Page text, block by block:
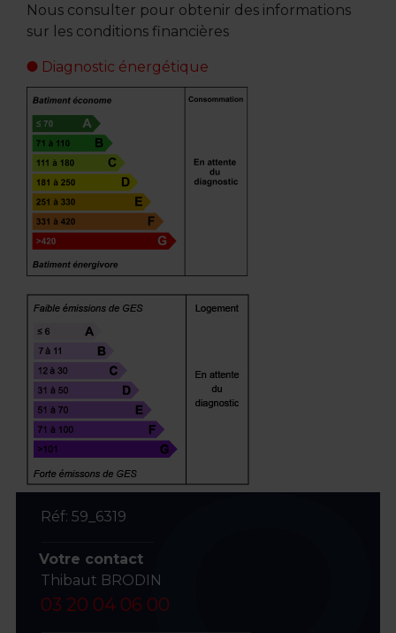
Nous consulter pour obtenir des informations
sur les conditions financières
Diagnostic énergétique
Réf: 59_6319
Votre contact
Thibaut BRODIN
03 20 04 06 00